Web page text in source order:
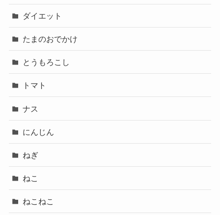
ダイエット
たまのおでかけ
とうもろこし
トマト
ナス
にんじん
ねぎ
ねこ
ねこねこ